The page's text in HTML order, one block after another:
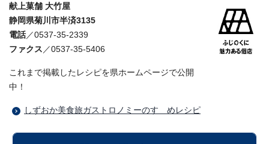
献上菓舗 大竹屋
静岡県菊川市半済3135
電話／0537-35-2339
ファクス ／0537-35-5406
これまで掲載したレシピを県ホームページで公開
中！
しずおか美食旅ガストロノミーのすゝめレシピ